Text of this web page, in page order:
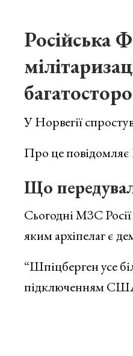
Російська
У Норвегії
Про це
Що
Сьогодні МЗС
яким архіпелаг є
“Шпіцберген усе
підключенням США